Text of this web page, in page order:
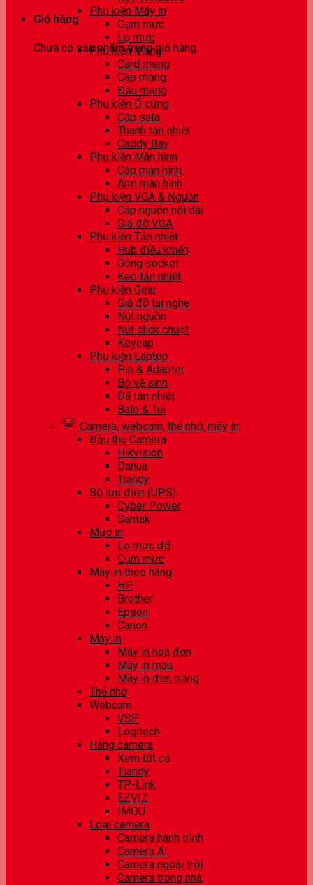
Giỏ hàng
Chưa có sản phẩm trong giỏ hàng.
Phụ kiện Máy in
Cụm mực
Lọ mực
Phụ kiện Mạng
Card mạng
Cáp mạng
Đầu mạng
Phụ kiện Ổ cứng
Cáp sata
Thanh tản nhiệt
Caddy Bay
Phụ kiện Màn hình
Cáp màn hình
Arm màn hình
Phụ kiện VGA & Nguồn
Cáp nguồn nối dài
Giá đỡ VGA
Phụ kiện Tản nhiệt
Hub điều khiển
Gông socket
Keo tản nhiệt
Phụ kiện Gear
Giá đỡ tai nghe
Nút nguồn
Nút click chuột
Keycap
Phụ kiện Laptop
Pin & Adapter
Bộ vệ sinh
Đế tản nhiệt
Balo & Túi
Camera, webcam, thẻ nhớ, máy in
Đầu thu Camera
Hikvision
Dahua
Tiandy
Bộ lưu điện (UPS)
Cyber Power
Santak
Mực in
Lọ mực đổ
Cụm mực
Máy in theo hãng
HP
Brother
Epson
Canon
Máy in
Máy in hoá đơn
Máy in màu
Máy in đen trắng
Thẻ nhớ
Webcam
VSP
Logitech
Hãng camera
Xem tất cả
Tiandy
TP-Link
EZVIZ
IMOU
Loại camera
Camera hành trình
Camera AI
Camera ngoài trời
Camera trong nhà